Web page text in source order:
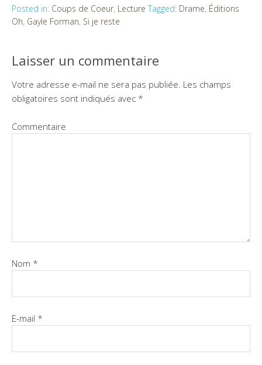
Posted in: Coups de Coeur, Lecture Tagged: Drame, Éditions
Oh, Gayle Forman, Si je reste
Laisser un commentaire
Votre adresse e-mail ne sera pas publiée. Les champs
obligatoires sont indiqués avec *
Commentaire
Nom *
E-mail *